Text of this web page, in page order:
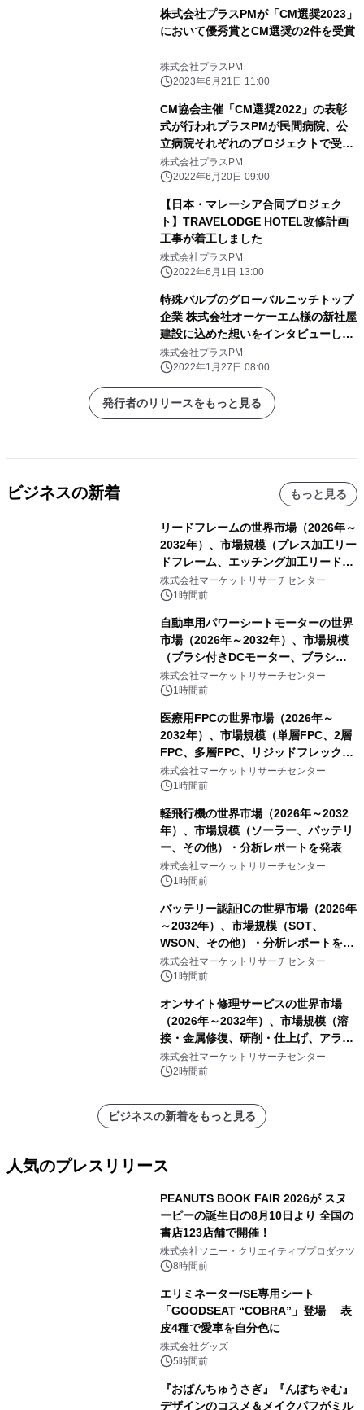
株式会社プラスPMが「CM選奨2023」
において優秀賞とCM選奨の2件を受賞
株式会社プラスPM
2023年6月21日 11:00
CM協会主催「CM選奨2022」の表彰
式が行われプラスPMが民間病院、公
立病院それぞれのプロジェクトで受賞
しました
株式会社プラスPM
2022年6月20日 09:00
【日本・マレーシア合同プロジェク
ト】TRAVELODGE HOTEL改修計画
工事が着工しました
株式会社プラスPM
2022年6月1日 13:00
特殊バルブのグローバルニッチトップ
企業 株式会社オーケーエム様の新社屋
建設に込めた想いをインタビューしま
した
株式会社プラスPM
2022年1月27日 08:00
発行者のリリースをもっと見る
ビジネスの新着 もっと見る
リードフレームの世界市場（2026年～
2032年）、市場規模（プレス加工リー
ドフレーム、エッチング加工リードフ
レーム）・分析レポートを発表
株式会社マーケットリサーチセンター
1時間前
自動車用パワーシートモーターの世界
市場（2026年～2032年）、市場規模
（ブラシ付きDCモーター、ブラシレ
スDCモーター）・分析レポートを発
表
株式会社マーケットリサーチセンター
1時間前
医療用FPCの世界市場（2026年～
2032年）、市場規模（単層FPC、2層
FPC、多層FPC、リジッドフレックス
PCB）・分析レポートを発表
株式会社マーケットリサーチセンター
1時間前
軽飛行機の世界市場（2026年～2032
年）、市場規模（ソーラー、バッテリ
ー、その他）・分析レポートを発表
株式会社マーケットリサーチセンター
1時間前
バッテリー認証ICの世界市場（2026年
～2032年）、市場規模（SOT、
WSON、その他）・分析レポートを発
表
株式会社マーケットリサーチセンター
1時間前
オンサイト修理サービスの世界市場
（2026年～2032年）、市場規模（溶
接・金属修復、研削・仕上げ、アライ
メント、その他）・分析レポートを発
表
株式会社マーケットリサーチセンター
2時間前
ビジネスの新着をもっと見る
人気のプレスリリース
PEANUTS BOOK FAIR 2026が スヌ
ーピーの誕生日の8月10日より 全国の
書店123店舗で開催！
株式会社ソニー・クリエイティブプロダクツ
8時間前
エリミネーター/SE専用シート
「GOODSEAT “COBRA”」登場 表
皮4種で愛車を自分色に
株式会社グッズ
5時間前
『おぱんちゅうさぎ』『んぽちゃむ』
デザインのコスメ＆メイクパフがミル